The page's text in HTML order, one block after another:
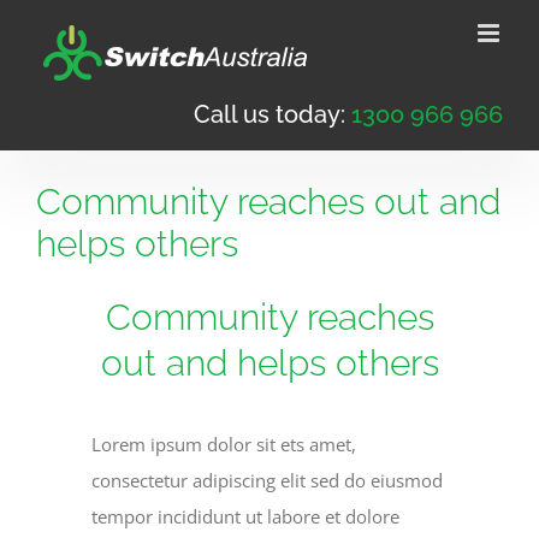
Call us today: 1300 966 966
Community reaches out and
helps others
Community reaches
out and helps others
Lorem ipsum dolor sit ets amet,
consectetur adipiscing elit sed do eiusmod
tempor incididunt ut labore et dolore